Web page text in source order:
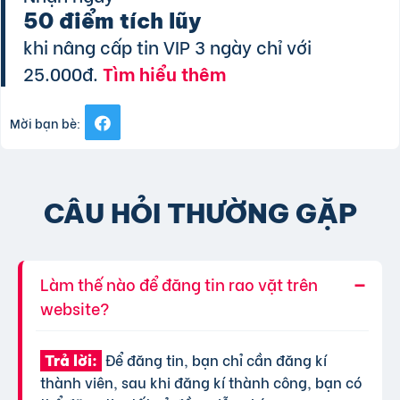
50 điểm tích lũy
khi nâng cấp tin VIP 3 ngày chỉ với
25.000đ.Tìm hiểu thêm
Mời bạn bè:
CÂU HỎI THƯỜNG GẶP
Làm thế nào để đăng tin rao vặt trên
website?
Trả lời: Để đăng tin, bạn chỉ cần đăng kí
thành viên, sau khi đăng kí thành công, bạn có